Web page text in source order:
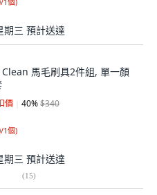
期三 預計送達
馬毛刷具2件組, 單一顏
價 40%$340
1個)
期三 預計送達
(15)